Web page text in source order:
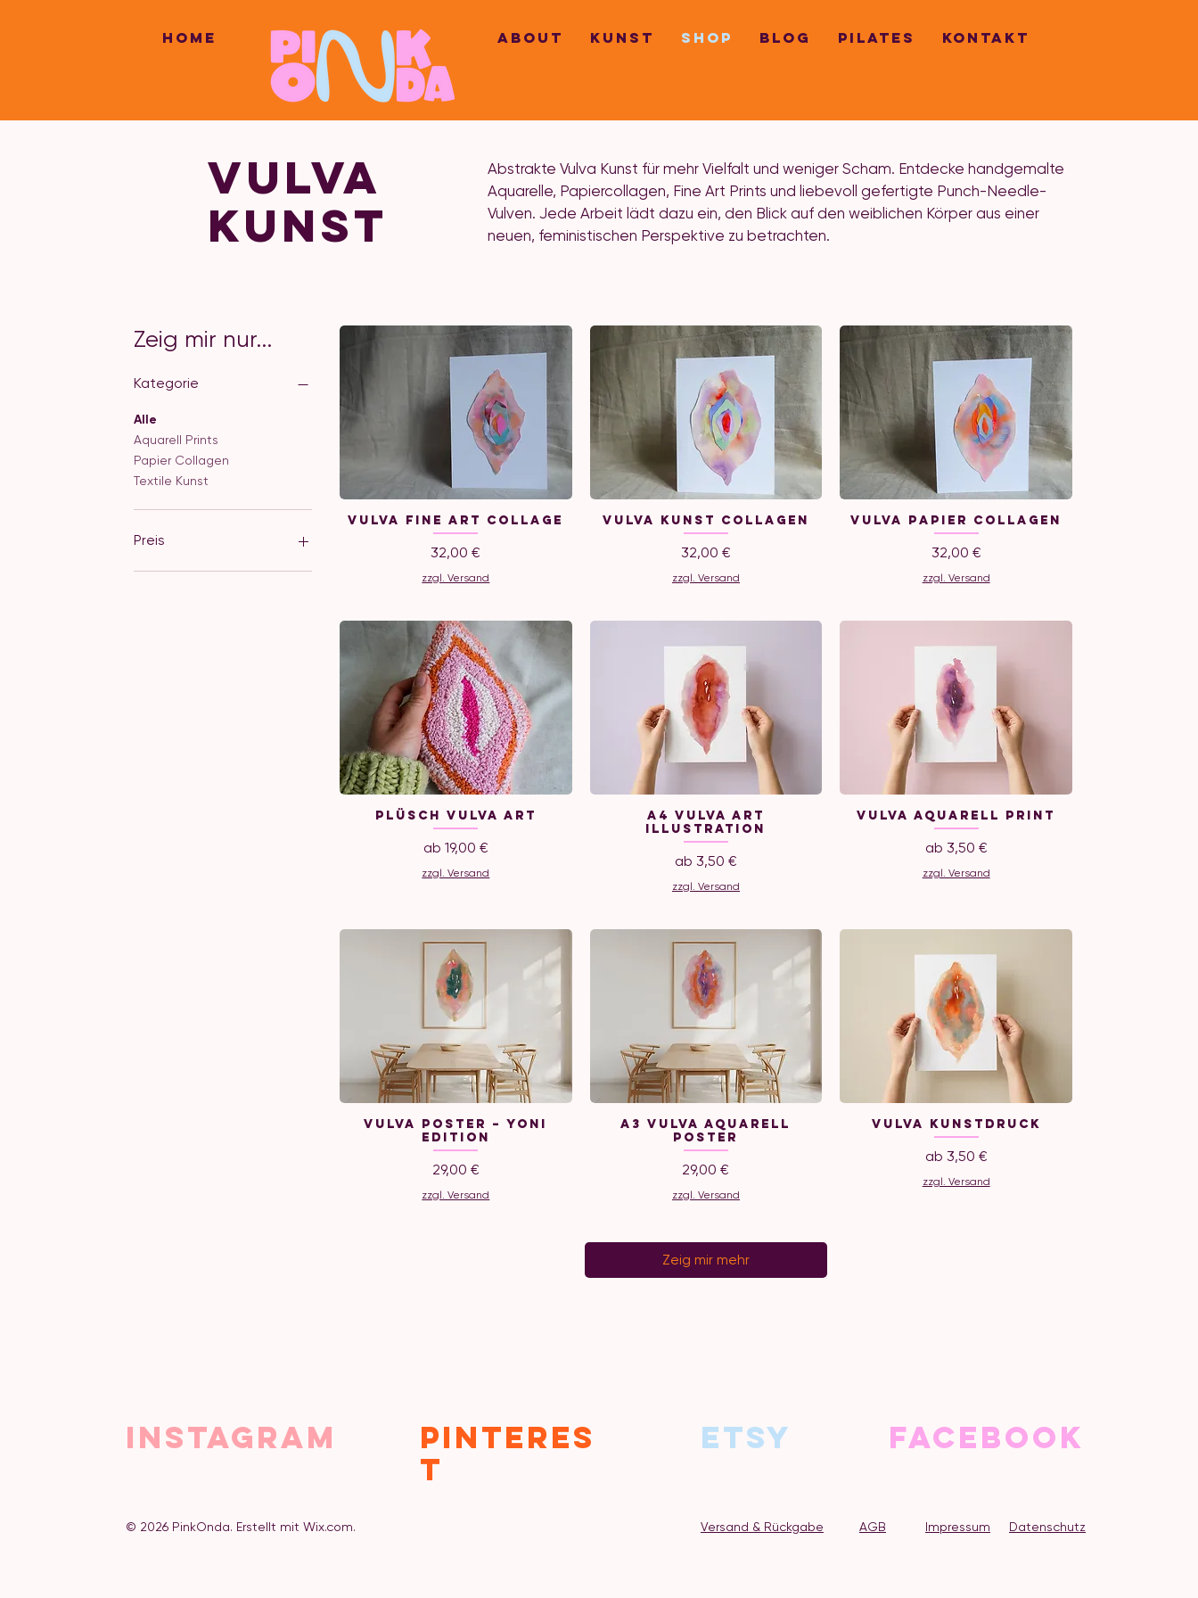
Home ABOUT KUNST SHOP BLOG PILATES KONTAKT
VULVA
KUNST
Abstrakte Vulva Kunst für mehr Vielfalt und weniger Scham. Entdecke handgemalte
Aquarelle, Papiercollagen, Fine Art Prints und liebevoll gefertigte Punch-Needle-
Vulven. Jede Arbeit lädt dazu ein, den Blick auf den weiblichen Körper aus einer
neuen, feministischen Perspektive zu betrachten.
Zeig mir nur...
Kategorie
Alle
Aquarell Prints
Papier Collagen
Textile Kunst
Preis
Vulva Fine Art Collage
Preis
32,00 €
zzgl. Versand
Vulva Kunst Collagen
Preis
32,00 €
zzgl. Versand
Vulva Papier Collagen
Preis
32,00 €
zzgl. Versand
Plüsch Vulva Art
ab 19,00 €
Sale-Preis
zzgl. Versand
A4 Vulva Art
Illustration
ab 3,50 €
Sale-Preis
zzgl. Versand
Vulva Aquarell Print
ab 3,50 €
Sale-Preis
zzgl. Versand
Vulva Poster – Yoni
Edition
Preis
29,00 €
zzgl. Versand
A3 Vulva Aquarell
Poster
Preis
29,00 €
zzgl. Versand
Vulva Kunstdruck
ab 3,50 €
Sale-Preis
zzgl. Versand
Zeig mir mehr
INSTAGRAM
Pinteres
t
© 2026 PinkOnda. Erstellt mit Wix.com.
Etsy
Versand & Rückgabe
Facebook
AGB Impressum Datenschutz